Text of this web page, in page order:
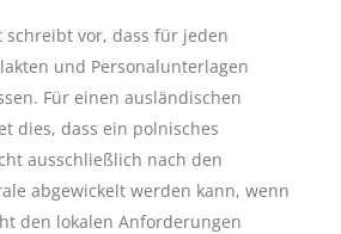
schreibt vor, dass für jeden
und Personalunterlagen
Für einen ausländischen
dies, dass ein polnisches
ausschließlich nach den
abgewickelt werden kann, wenn
den lokalen Anforderungen